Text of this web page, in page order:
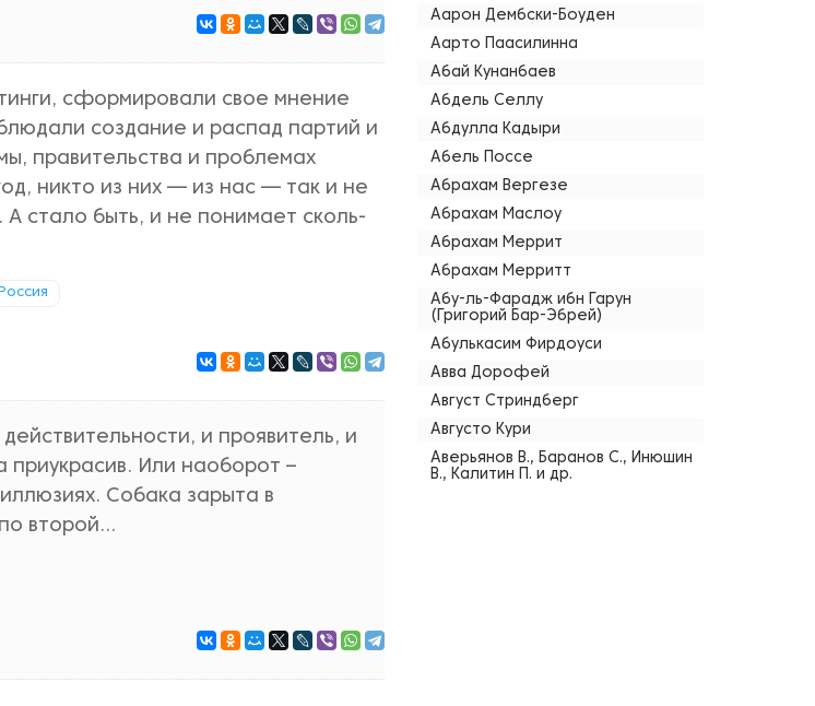
сформировали свое мнение
создание и распад партий и
правительства и проблемах
никто из них — из нас — так и не
стало быть, и не понимает сколь-
Россия
и проявитель, и
приукрасив. Или наоборот –
Собака зарыта в
второй…
Аарон Дембски-Боуден
Аарто Паасилинна
Абай Кунанбаев
Абдель Селлу
Абдулла Кадыри
Абель Поссе
Абрахам Вергезе
Абрахам Маслоу
Абрахам Меррит
Абрахам Мерритт
Абу-ль-Фарадж ибн Гарун
(Григорий Бар-Эбрей)
Абулькасим Фирдоуси
Авва Дорофей
Август Стриндберг
Августо Кури
Аверьянов В., Баранов С., Инюшин
В., Калитин П. и др.